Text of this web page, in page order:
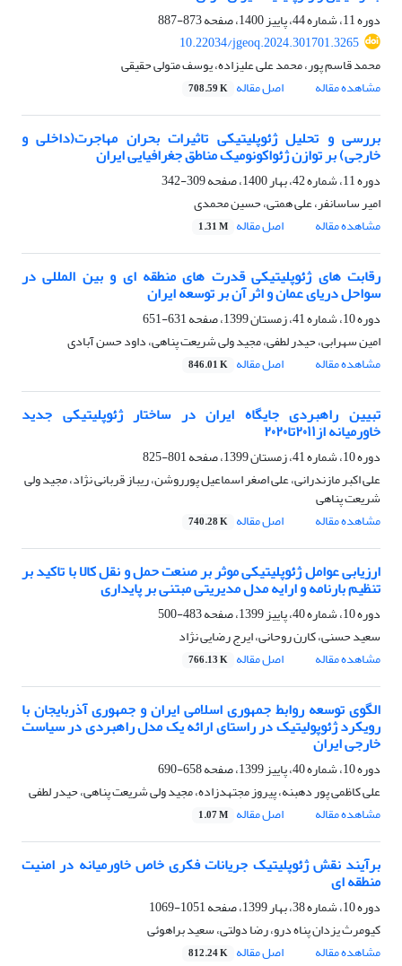
دوره 11، شماره 44، پاییز 1400، صفحه
873-887
10.22034/jgeoq.2024.301701.3265
محمد قاسم پور، محمد علی علیزاده، یوسف متولی حقیقی
مشاهده مقاله
اصل مقاله 708.59 K
بررسی و تحلیل ژئوپلیتیکی تاثیرات بحران مهاجرت(داخلی و
خارجی) بر توازن ژئواکونومیک مناطق جغرافیایی ایران
دوره 11، شماره 42، بهار 1400، صفحه
309-342
امیر ساسانفر، علی همتی، حسین محمدی
مشاهده مقاله
اصل مقاله 1.31 M
رقابت های ژئوپلیتیکی قدرت های منطقه ای و بین المللی در
سواحل دریای عمان و اثر آن بر توسعه ایران
دوره 10، شماره 41، زمستان 1399، صفحه
631-651
امین سهرابی، حیدر لطفی، مجید ولی شریعت پناهی، داود حسن آبادی
مشاهده مقاله
اصل مقاله 846.01 K
تبیین راهبردی جایگاه ایران در ساختار ژئوپلیتیکی جدید
خاورمیانه از۲۰۱۱تا۲۰۲۰
دوره 10، شماره 41، زمستان 1399، صفحه
801-825
علی اکبر مازندرانی، علی اصغر اسماعیل پورروشن، ریباز قربانی نژاد، مجید ولی
شریعت پناهی
مشاهده مقاله
اصل مقاله 740.28 K
ارزیابی عوامل ژئوپلیتیکی موثر بر صنعت حمل ‌و نقل کالا با تاکید بر
تنظیم بارنامه و ارایه مدل مدیریتی مبتنی بر پایداری
دوره 10، شماره 40، پاییز 1399، صفحه
483-500
سعید حسنی، کارن روحانی، ایرج رضایی نژاد
مشاهده مقاله
اصل مقاله 766.13 K
الگوی توسعه روابط جمهوری اسلامی ایران و جمهوری آذربایجان با
رویکرد ژئوپولیتیک در راستای ارائه یک مدل راهبردی در سیاست
خارجی ایران
دوره 10، شماره 40، پاییز 1399، صفحه
658-690
علی کاظمی پور دهبنه، پیروز مجتهدزاده، مجید ولی شریعت پناهی، حیدر لطفی
مشاهده مقاله
اصل مقاله 1.07 M
برآیند نقش ژئوپلیتیک جریانات فکری خاص خاورمیانه در امنیت
منطقه ای
دوره 10، شماره 38، بهار 1399، صفحه
1051-1069
کیومرث یزدان پناه درو، رضا دولتی، سعید براهوئی
مشاهده مقاله
اصل مقاله 812.24 K